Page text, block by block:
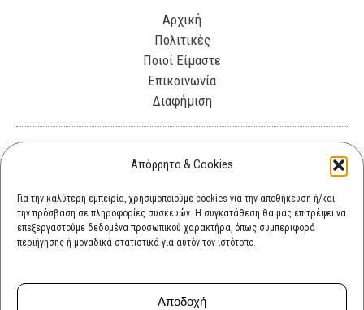
Απόρρητο & Cookies
Για την καλύτερη εμπειρία, χρησιμοποιούμε cookies για την αποθήκευση ή/και
την πρόσβαση σε πληροφορίες συσκευών. Η συγκατάθεση θα μας επιτρέψει να
επεξεργαστούμε δεδομένα προσωπικού χαρακτήρα, όπως συμπεριφορά
περιήγησης ή μοναδικά στατιστικά για αυτόν τον ιστότοπο.
Αποδοχή
Αρχική
Πολιτικές
Ποιοί Είμαστε
Επικοινωνία
Διαφήμιση
Λεωφόρος Θησέως 330. Καλλιθέα, 17675
cultok.gr@gmail.com